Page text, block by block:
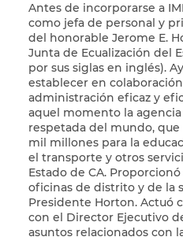
Antes de incorporarse a
como jefa de personal y
del honorable Jerome E.
Junta de Ecualización del
por sus siglas en inglés).
establecer en
administración eficaz y
aquel momento la
respetada del mundo,
mil millones para la
el transporte y otros
Estado de CA.
oficinas de distrito y de la
Presidente Horton. Actuó
con el Director Ejecutivo
asuntos relacionados con